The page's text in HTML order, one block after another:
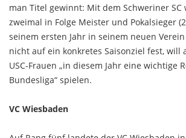
man Titel gewinnt: Mit dem Schweriner SC
zweimal in Folge Meister und Pokalsieger
seinem ersten Jahr in seinem neuen
nicht auf ein konkretes Saisonziel fest, will
USC-Frauen „in diesem Jahr eine wichtige
Bundesliga“ spielen.
VC Wiesbaden